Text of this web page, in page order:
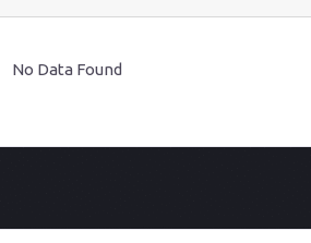
No Data Found